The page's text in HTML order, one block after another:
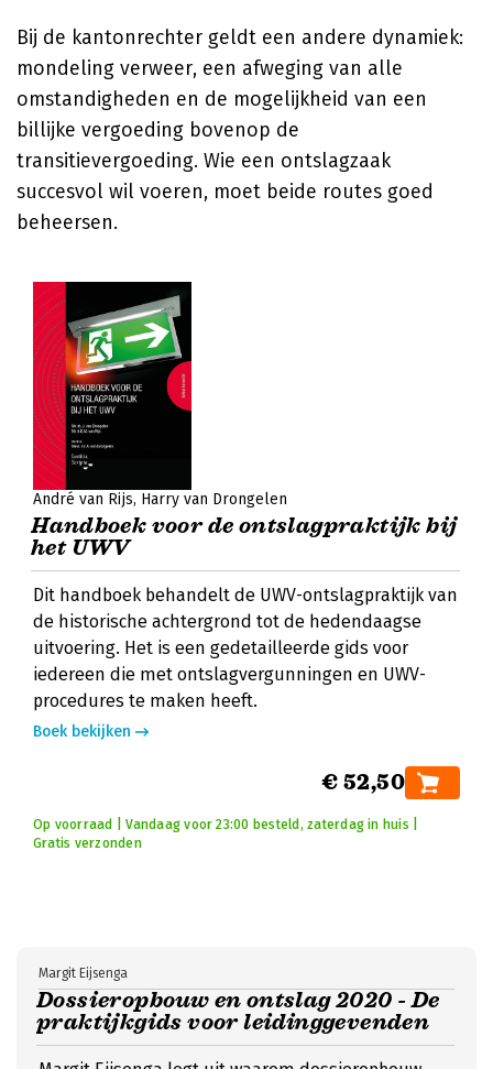
Bij de kantonrechter geldt een andere dynamiek:
mondeling verweer, een afweging van alle
omstandigheden en de mogelijkheid van een
billijke vergoeding bovenop de
transitievergoeding. Wie een ontslagzaak
succesvol wil voeren, moet beide routes goed
beheersen.
André van Rijs Harry van Drongelen
Handboek voor de ontslagpraktijk bij
het UWV
Dit handboek behandelt de UWV-ontslagpraktijk van
de historische achtergrond tot de hedendaagse
uitvoering. Het is een gedetailleerde gids voor
iedereen die met ontslagvergunningen en UWV-
procedures te maken heeft.
Boek bekijken
€ 52,50
Op voorraad | Vandaag voor 23:00 besteld, zaterdag in huis |
Gratis verzonden
Dossieropbouw en ontslag 2020 - De
praktijkgids voor leidinggevenden
Margit Eijsenga